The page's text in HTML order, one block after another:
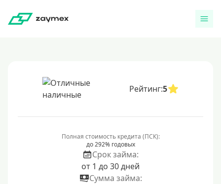
Рейтинг:5
Полная стоимость кредита (ПСК):
до 292% годовых
Срок займа:
от 1 до 30 дней
Сумма займа: